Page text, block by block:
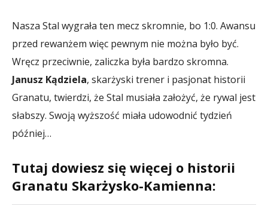
Nasza Stal wygrała ten mecz skromnie, bo 1:0. Awansu
przed rewanżem więc pewnym nie można było być.
Wręcz przeciwnie, zaliczka była bardzo skromna.
Janusz Kądziela, skarżyski trener i pasjonat historii
Granatu, twierdzi, że Stal musiała założyć, że rywal jest
słabszy. Swoją wyższość miała udowodnić tydzień
później…
Tutaj dowiesz się więcej o historii
Granatu Skarżysko-Kamienna: